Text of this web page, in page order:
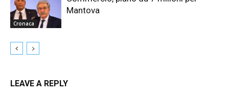
Cronaca
Mantova
LEAVE A REPLY